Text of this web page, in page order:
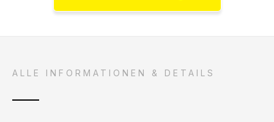
ALLE INFORMATIONEN & DETAILS